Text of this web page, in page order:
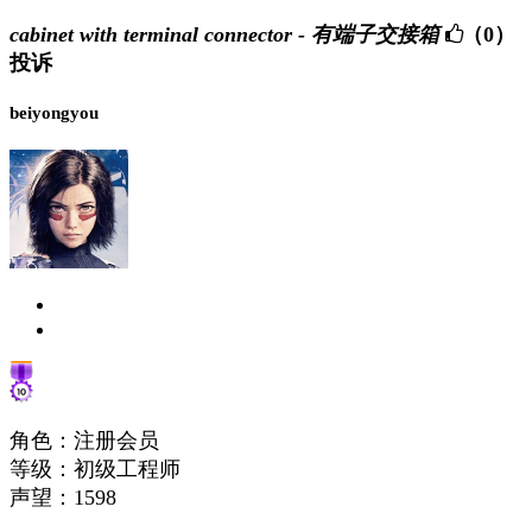
cabinet with terminal connector - 有端子交接箱
（0）
投诉
beiyongyou
角色：注册会员
等级：初级工程师
声望： 1598